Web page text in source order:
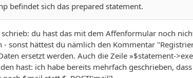
befindet sich das prepared statement.
du hast das mit dem Affenformular noch
- sonst hättest du nämlich den Kommentar
ersetzt werden. Auch die Zeile »$statement-
hast: ich habe bereits mehrfach geschrieben,